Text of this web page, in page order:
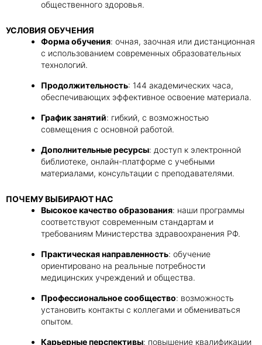
общественного здоровья.
УСЛОВИЯ ОБУЧЕНИЯ
Форма обучения: очная, заочная или дистанционная
с использованием современных образовательных
технологий.
Продолжительность: 144 академических часа,
обеспечивающих эффективное освоение материала.
График занятий: гибкий, с возможностью
совмещения с основной работой.
Дополнительные ресурсы: доступ к электронной
библиотеке, онлайн-платформе с учебными
материалами, консультации с преподавателями.
ПОЧЕМУ ВЫБИРАЮТ НАС
Высокое качество образования: наши программы
соответствуют современным стандартам и
требованиям Министерства здравоохранения РФ.
Практическая направленность: обучение
ориентировано на реальные потребности
медицинских учреждений и общества.
Профессиональное сообщество: возможность
установить контакты с коллегами и обмениваться
опытом.
Карьерные перспективы: повышение квалификации